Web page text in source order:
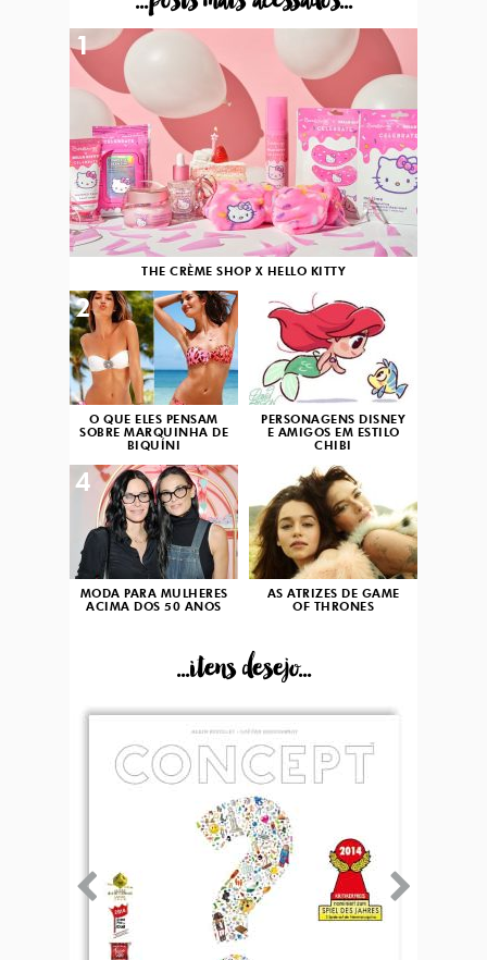
THE CRÈME SHOP X HELLO KITTY
1
O QUE ELES PENSAM
SOBRE MARQUINHA DE
BIQUÍNI
2
PERSONAGENS DISNEY
E AMIGOS EM ESTILO
CHIBI
3
MODA PARA MULHERES
ACIMA DOS 50 ANOS
4
AS ATRIZES DE GAME
OF THRONES
...itens desejo...